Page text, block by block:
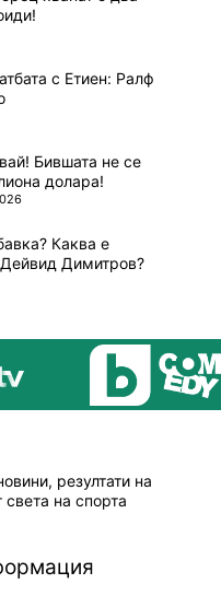
с Етиен: Ралф
Бившата не се
долара!
Каква е
Димитров?
резултати на
на спорта